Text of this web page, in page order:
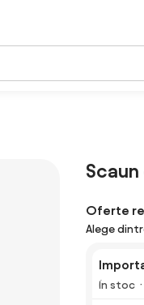
Scaun
Oferte
Alege
În stoc